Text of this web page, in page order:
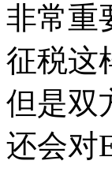
非常重
征税这
但是双
还会对